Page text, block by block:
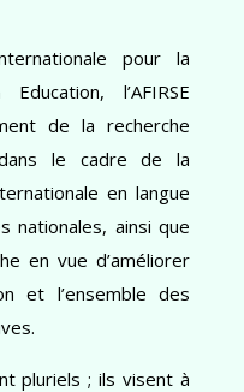
pour la
l’AFIRSE
de la recherche
le cadre de la
en langue
nationales, ainsi que
en vue d’améliorer
et l’ensemble des
pluriels ; ils visent à